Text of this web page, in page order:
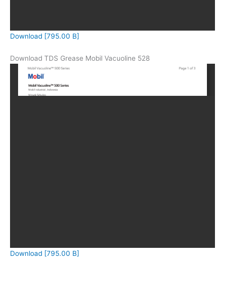
Download [795.00 B]
Download TDS Grease Mobil Vacuoline 528
Download [795.00 B]